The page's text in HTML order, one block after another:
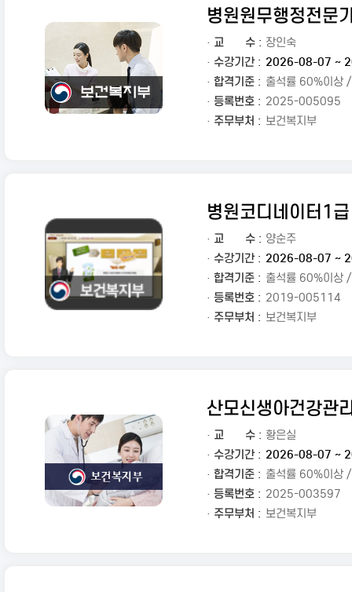
병원원무행정전문
· 교 수 : 장인숙
· 수강기간 : 2026-08-07 ~
· 합격기준 : 출석률 60%이상
· 등록번호 : 2025-005095
· 주무부처 : 보건복지부
병원코디네이터1급
· 교 수 : 양순주
· 수강기간 : 2026-08-07 ~
· 합격기준 : 출석률 60%이상
· 등록번호 : 2019-005114
· 주무부처 : 보건복지부
산모신생아건강관
· 교 수 : 황은실
· 수강기간 : 2026-08-07 ~
· 합격기준 : 출석률 60%이상
· 등록번호 : 2025-003597
· 주무부처 : 보건복지부